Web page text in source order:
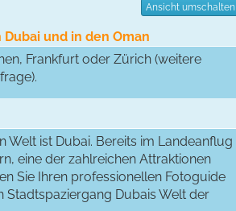
Ansicht umschalten
und in den Oman
Frankfurt oder Zürich (weitere
Welt ist Dubai. Bereits im Landeanflug
eine der zahlreichen Attraktionen
Sie Ihren professionellen Fotoguide
Stadtspaziergang Dubais Welt der